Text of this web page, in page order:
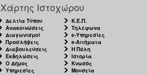
Χάρτης Ιστοχώρου
Δελτία Τύπου
Ανακοινώσεις
Διαγωνισμοί
Προσλήψεις
Διαβουλεύσεις
Εκδηλώσεις
Ο Δήμος
Υπηρεσίες
Κ.Ε.Π.
Τηλέφωνα
e-Υπηρεσίες
e-Αιτήματα
Η Πόλη
Ιστορία
Κνωσός
Μουσεία